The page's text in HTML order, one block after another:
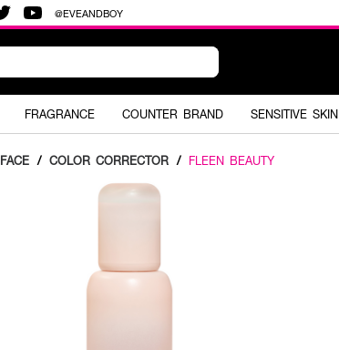
@EVEANDBOY
FRAGRANCE COUNTER BRAND SENSITIVE SKIN
FACE / COLOR CORRECTOR / FLEEN BEAUTY